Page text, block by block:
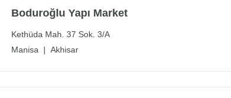
Boduroğlu Yapı Market
Kethüda Mah. 37 Sok. 3/A
Manisa | Akhisar